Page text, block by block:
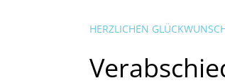
HERZLICHEN